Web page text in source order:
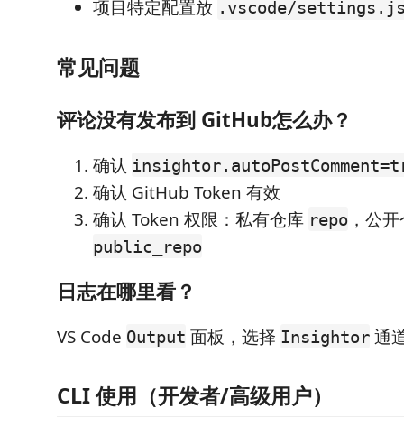
项目特定配置放 .vscode/
常见问题
评论没有发布到 GitHub怎么办？
确认
确认 GitHub Token 有效
确认 Token 权限：私有仓库 repo ，公
public_repo
日志在哪里看？
VS Code Output 面板，选择 Insightor 通
CLI 使用（开发者/高级用户）